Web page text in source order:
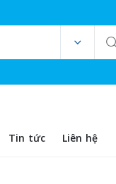
Tin tức Liên hệ